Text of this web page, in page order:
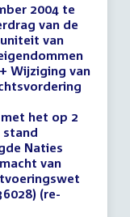
2004 te
van de
van
Wijziging van
met het op 2
stand
Naties
van
(re-